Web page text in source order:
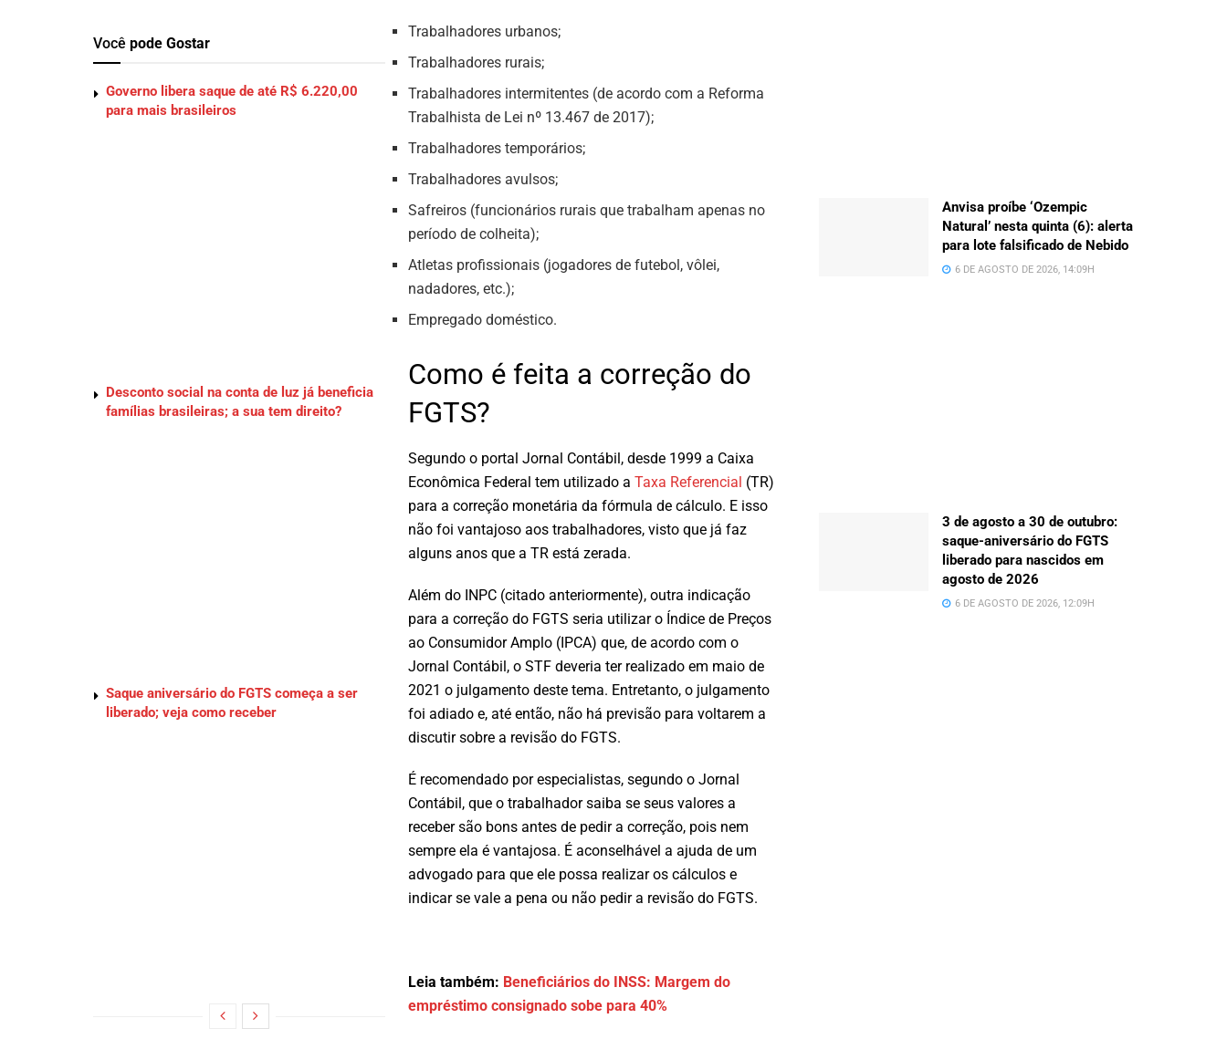
Você pode Gostar
Governo libera saque de até R$ 6.220,00
para mais brasileiros
Desconto social na conta de luz já beneficia
famílias brasileiras; a sua tem direito?
Saque aniversário do FGTS começa a ser
liberado; veja como receber
Trabalhadores urbanos;
Trabalhadores rurais;
Trabalhadores intermitentes (de acordo com a Reforma
Trabalhista de Lei nº 13.467 de 2017);
Trabalhadores temporários;
Trabalhadores avulsos;
Safreiros (funcionários rurais que trabalham apenas no
período de colheita);
Atletas profissionais (jogadores de futebol, vôlei,
nadadores, etc.);
Empregado doméstico.
Como é feita a correção do
FGTS?
Segundo o portal Jornal Contábil, desde 1999 a Caixa
Econômica Federal tem utilizado a Taxa Referencial (TR)
para a correção monetária da fórmula de cálculo. E isso
não foi vantajoso aos trabalhadores, visto que já faz
alguns anos que a TR está zerada.
Além do INPC (citado anteriormente), outra indicação
para a correção do FGTS seria utilizar o Índice de Preços
ao Consumidor Amplo (IPCA) que, de acordo com o
Jornal Contábil, o STF deveria ter realizado em maio de
2021 o julgamento deste tema. Entretanto, o julgamento
foi adiado e, até então, não há previsão para voltarem a
discutir sobre a revisão do FGTS.
É recomendado por especialistas, segundo o Jornal
Contábil, que o trabalhador saiba se seus valores a
receber são bons antes de pedir a correção, pois nem
sempre ela é vantajosa. É aconselhável a ajuda de um
advogado para que ele possa realizar os cálculos e
indicar se vale a pena ou não pedir a revisão do FGTS.
Leia também: Beneficiários do INSS: Margem do
empréstimo consignado sobe para 40%
Anvisa proíbe ‘Ozempic
Natural’ nesta quinta (6): alerta
para lote falsificado de Nebido
6 DE AGOSTO DE 2026, 14:09H
3 de agosto a 30 de outubro:
saque-aniversário do FGTS
liberado para nascidos em
agosto de 2026
6 DE AGOSTO DE 2026, 12:09H